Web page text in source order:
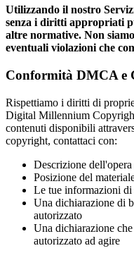
Utilizzando il nostro
senza i diritti appropriati
altre normative. Non
eventuali violazioni che
Conformità DMCA e
Rispettiamo i diritti di
Digital Millennium
contenuti disponibili
copyright, contattaci con:
Descrizione
Posizione del
Le tue informazioni di
Una dichiarazione di
autorizzato
Una dichiarazione
autorizzato ad agire